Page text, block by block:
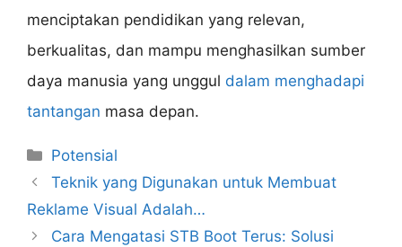
menciptakan pendidikan yang relevan,
berkualitas, dan mampu menghasilkan sumber
daya manusia yang unggul dalam menghadapi
tantangan masa depan.
Categories
Potensial
Teknik yang Digunakan untuk Membuat
Reklame Visual Adalah…
Cara Mengatasi STB Boot Terus: Solusi